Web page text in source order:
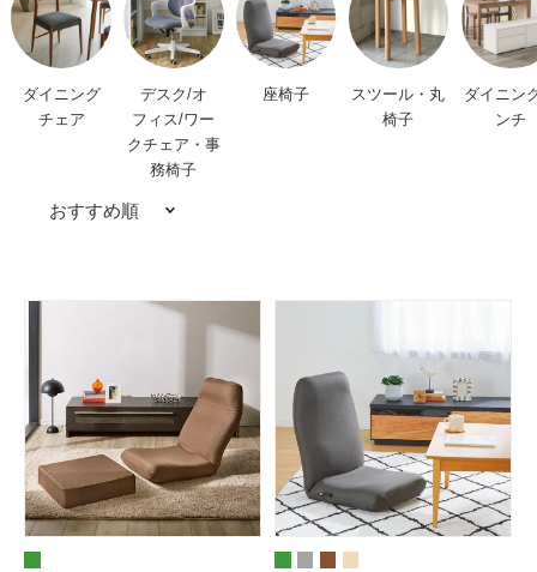
ダイニング
チェア
デスク/オ
フィス/ワー
クチェア・事
務椅子
座椅子
スツール・丸
椅子
ダイニン
ンチ
おすすめ順